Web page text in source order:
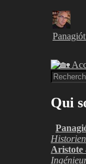
Qui
Aristote